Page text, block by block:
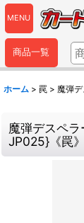
MENU
商品一覧
ホーム > 罠 > 魔弾
魔弾デスペ
JP025}《罠》